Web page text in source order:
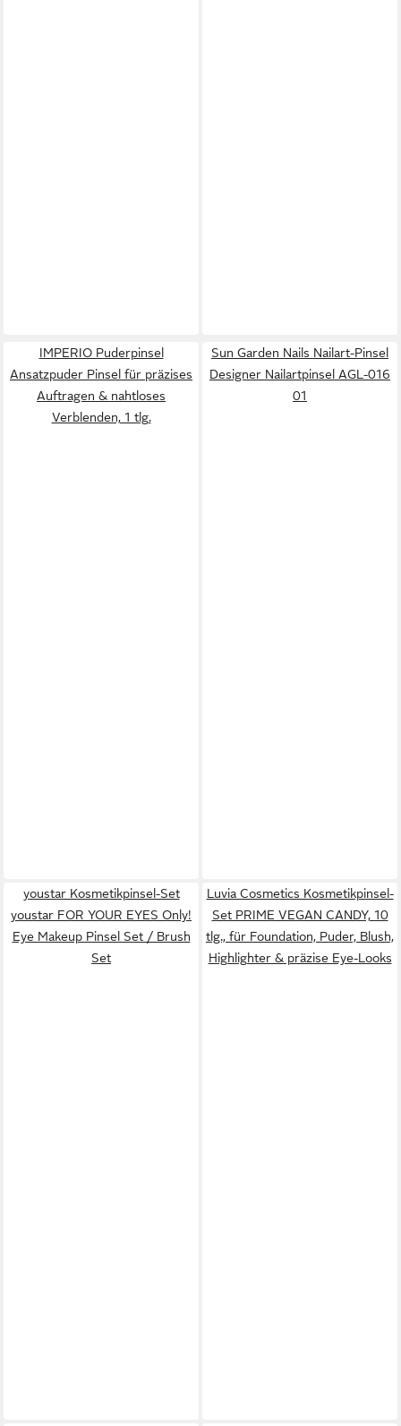
IMPERIO Puderpinsel
Ansatzpuder Pinsel für präzises
Auftragen & nahtloses
Verblenden, 1 tlg.
Sun Garden Nails Nailart-Pinsel
Designer Nailartpinsel AGL-016
01
youstar Kosmetikpinsel-Set
youstar FOR YOUR EYES Only!
Eye Makeup Pinsel Set / Brush
Set
Luvia Cosmetics Kosmetikpinsel-
Set PRIME VEGAN CANDY, 10
tlg., für Foundation, Puder, Blush,
Highlighter & präzise Eye-Looks